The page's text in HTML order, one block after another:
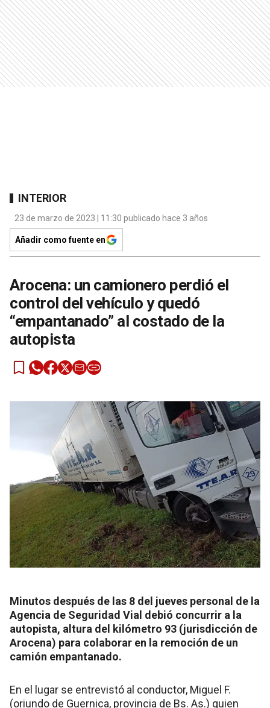
INTERIOR
23 de marzo de 2023 | 11:30 publicado hace 3 años
Añadir como fuente en
Arocena: un camionero perdió el
control del vehículo y quedó
“empantanado” al costado de la
autopista
Minutos después de las 8 del jueves personal de la
Agencia de Seguridad Vial debió concurrir a la
autopista, altura del kilómetro 93 (jurisdicción de
Arocena) para colaborar en la remoción de un
camión empantanado.
En el lugar se entrevistó al conductor, Miguel F.
(oriundo de Guernica, provincia de Bs. As.) quien